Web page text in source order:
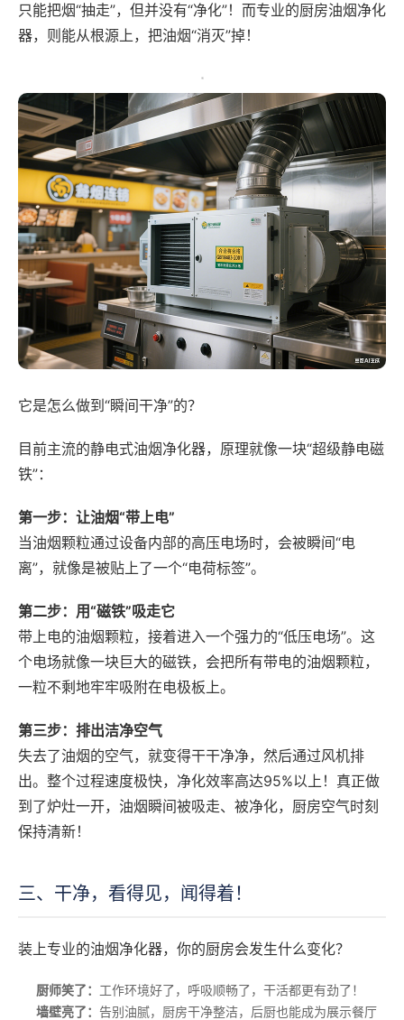
只能把烟“抽走”，但并没有“净化”！而专业的厨房油烟净化
器，则能从根源上，把油烟“消灭”掉！
它是怎么做到“瞬间干净”的？
目前主流的静电式油烟净化器，原理就像一块“超级静电磁
铁”：
第一步：让油烟“带上电”
当油烟颗粒通过设备内部的高压电场时，会被瞬间“电
离”，就像是被贴上了一个“电荷标签”。
第二步：用“磁铁”吸走它
带上电的油烟颗粒，接着进入一个强力的“低压电场”。这
个电场就像一块巨大的磁铁，会把所有带电的油烟颗粒，
一粒不剩地牢牢吸附在电极板上。
第三步：排出洁净空气
失去了油烟的空气，就变得干干净净，然后通过风机排
出。整个过程速度极快，净化效率高达95%以上！真正做
到了炉灶一开，油烟瞬间被吸走、被净化，厨房空气时刻
保持清新！
三、干净，看得见，闻得着！
装上专业的油烟净化器，你的厨房会发生什么变化？
厨师笑了： 工作环境好了，呼吸顺畅了，干活都更有劲了！
墙壁亮了： 告别油腻，厨房干净整洁，后厨也能成为展示餐厅